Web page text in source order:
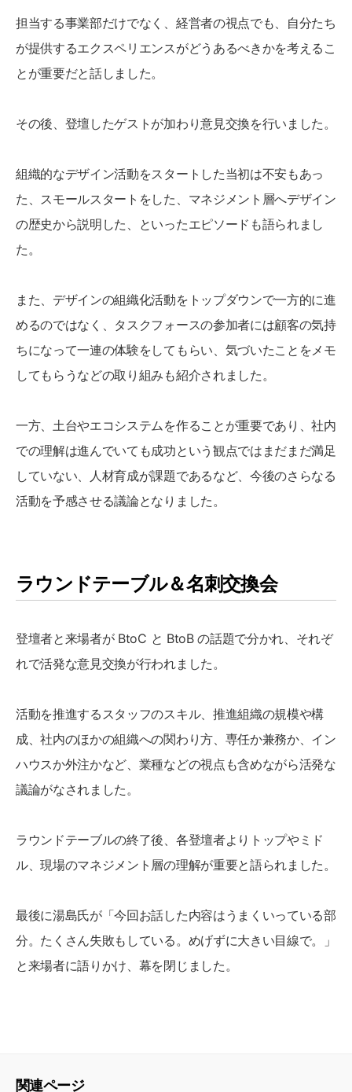
担当する事業部だけでなく、経営者の視点でも、自分たち
が提供するエクスペリエンスがどうあるべきかを考えるこ
とが重要だと話しました。
その後、登壇したゲストが加わり意見交換を行いました。
組織的なデザイン活動をスタートした当初は不安もあっ
た、スモールスタートをした、マネジメント層へデザイン
の歴史から説明した、といったエピソードも語られまし
た。
また、デザインの組織化活動をトップダウンで一方的に進
めるのではなく、タスクフォースの参加者には顧客の気持
ちになって一連の体験をしてもらい、気づいたことをメモ
してもらうなどの取り組みも紹介されました。
一方、土台やエコシステムを作ることが重要であり、社内
での理解は進んでいても成功という観点ではまだまだ満足
していない、人材育成が課題であるなど、今後のさらなる
活動を予感させる議論となりました。
ラウンドテーブル＆名刺交換会
登壇者と来場者が BtoC と BtoB の話題で分かれ、それぞ
れで活発な意見交換が行われました。
活動を推進するスタッフのスキル、推進組織の規模や構
成、社内のほかの組織への関わり方、専任か兼務か、イン
ハウスか外注かなど、業種などの視点も含めながら活発な
議論がなされました。
ラウンドテーブルの終了後、各登壇者よりトップやミド
ル、現場のマネジメント層の理解が重要と語られました。
最後に湯島氏が「今回お話した内容はうまくいっている部
分。たくさん失敗もしている。めげずに大きい目線で。」
と来場者に語りかけ、幕を閉じました。
関連ページ